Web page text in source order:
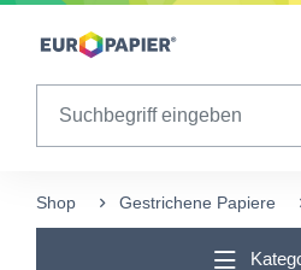
Table Of Content
Diese Produkte könnten Sie auch
Shop Gestrichene Papiere